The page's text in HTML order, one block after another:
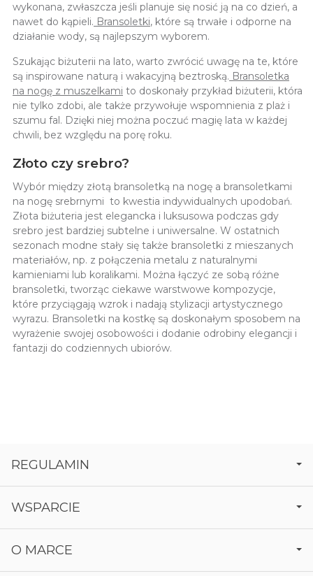
wykonana, zwłaszcza jeśli planuje się nosić ją na co dzień, a
nawet do kąpieli. Bransoletki, które są trwałe i odporne na
działanie wody, są najlepszym wyborem.
Szukając biżuterii na lato, warto zwrócić uwagę na te, które
są inspirowane naturą i wakacyjną beztroską. Bransoletka
na nogę z muszelkami to doskonały przykład biżuterii, która
nie tylko zdobi, ale także przywołuje wspomnienia z plaż i
szumu fal. Dzięki niej można poczuć magię lata w każdej
chwili, bez względu na porę roku.
Złoto czy srebro?
Wybór między złotą bransoletką na nogę a bransoletkami
na nogę srebrnymi to kwestia indywidualnych upodobań.
Złota biżuteria jest elegancka i luksusowa podczas gdy
srebro jest bardziej subtelne i uniwersalne. W ostatnich
sezonach modne stały się także bransoletki z mieszanych
materiałów, np. z połączenia metalu z naturalnymi
kamieniami lub koralikami. Można łączyć ze sobą różne
bransoletki, tworząc ciekawe warstwowe kompozycje,
które przyciągają wzrok i nadają stylizacji artystycznego
wyrazu. Bransoletki na kostkę są doskonałym sposobem na
wyrażenie swojej osobowości i dodanie odrobiny elegancji i
fantazji do codziennych ubiorów.
REGULAMIN
WSPARCIE
O MARCE